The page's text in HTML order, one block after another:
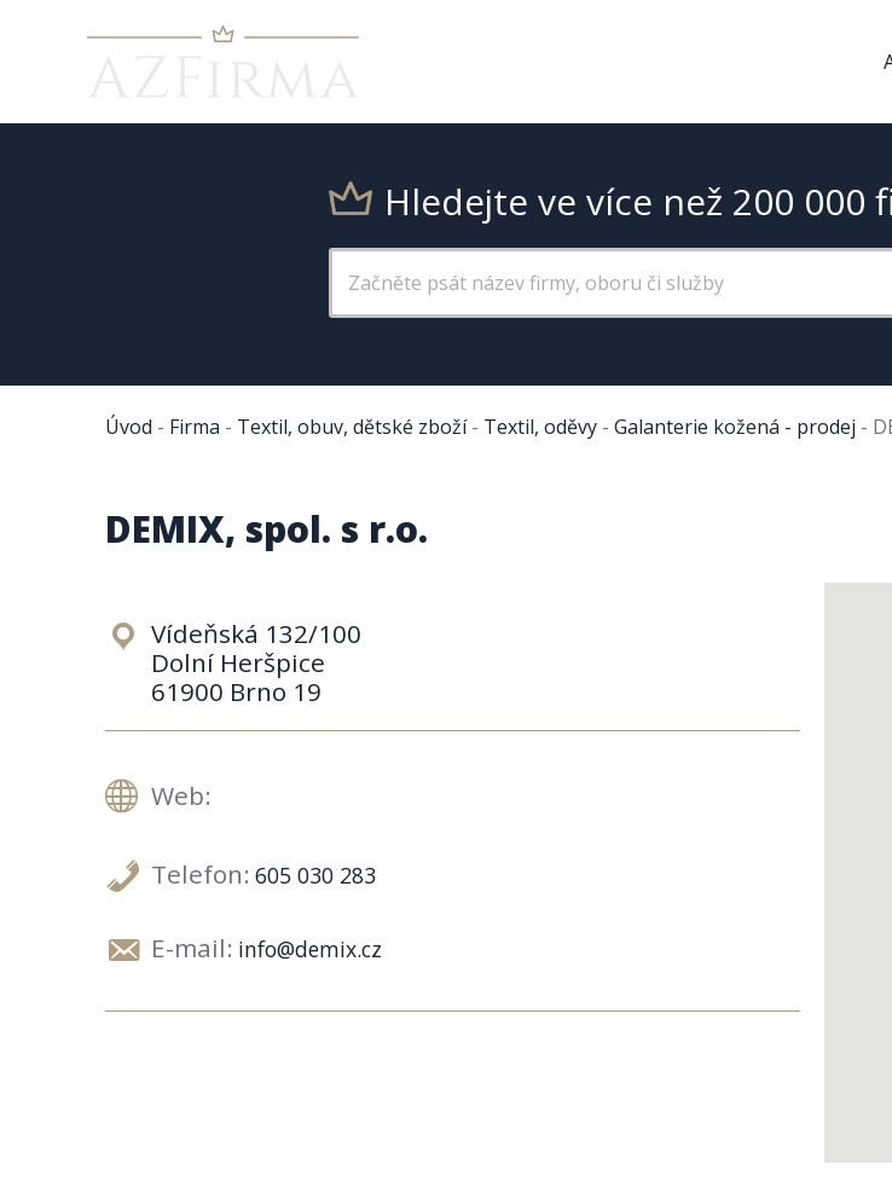
Hledejte ve více než 200 000
Úvod - Firma - Textil, obuv, dětské zboží- Textil, oděvy - Galanterie kožená - prodej -
DEMIX, spol. s r.o.
Vídeňská 132/100
Dolní Heršpice
61900 Brno 19
Web:
Telefon: 605 030 283
E-mail: info@demix.cz